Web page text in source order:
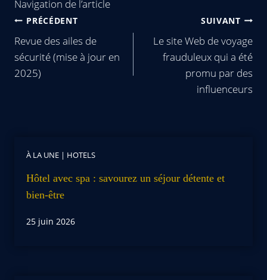
Navigation de l’article
PRÉCÉDENT
Revue des ailes de
sécurité (mise à jour en
2025)
SUIVANT
Le site Web de voyage
frauduleux qui a été
promu par des
influenceurs
À LA UNE | HOTELS
Hôtel avec spa : savourez un séjour détente et
bien-être
25 juin 2026